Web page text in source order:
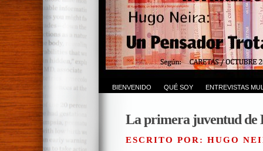
BIENVENIDO QUÉ SOY ENTREVISTAS
La primera juventud
ESCRITO POR: HUGO